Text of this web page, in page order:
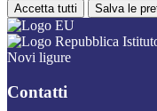
Accetta tutti Salva le
Novi ligure
Contatti